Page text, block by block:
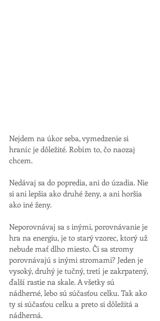
Nejdem na úkor seba, vymedzenie si
hraníc je dôležité. Robím to, čo naozaj
chcem.
Nedávaj sa do popredia, ani do úzadia. Nie
si ani lepšia ako druhé ženy, a ani horšia
ako iné ženy.
Neporovnávaj sa s inými, porovnávanie je
hra na energiu, je to starý vzorec, ktorý už
nebude mať dlho miesto. Či sa stromy
porovnávajú s inými stromami? Jeden je
vysoký, druhý je tučný, tretí je zakrpatený,
ďalší rastie na skale. A všetky sú
nádherné, lebo sú súčasťou celku. Tak ako
ty si súčasťou celku a preto si dôležitá a
nádherná.